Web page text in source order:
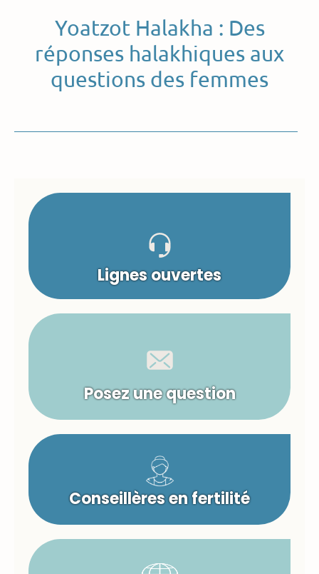
Yoatzot Halakha : Des
réponses halakhiques aux
questions des femmes
Lignes ouvertes
Posez une question
Conseillères en fertilité